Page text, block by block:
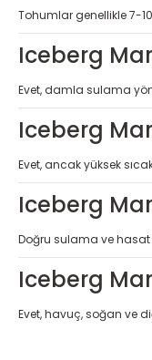
Tohumlar genellikle 7-
Iceberg
Evet, damla sulama
Iceberg
Evet, ancak yüksek
Iceberg
Doğru sulama ve hasat
Iceberg
Evet, havuç, soğan ve